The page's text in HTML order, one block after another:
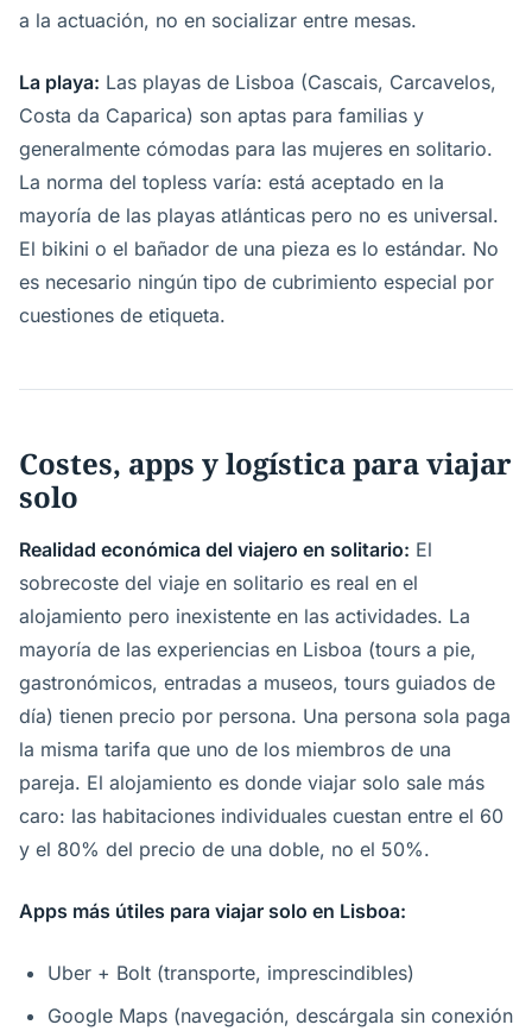
a la actuación, no en socializar entre mesas.
La playa: Las playas de Lisboa (Cascais, Carcavelos,
Costa da Caparica) son aptas para familias y
generalmente cómodas para las mujeres en solitario.
La norma del topless varía: está aceptado en la
mayoría de las playas atlánticas pero no es universal.
El bikini o el bañador de una pieza es lo estándar. No
es necesario ningún tipo de cubrimiento especial por
cuestiones de etiqueta.
Costes, apps y logística para viajar
solo
Realidad económica del viajero en solitario: El
sobrecoste del viaje en solitario es real en el
alojamiento pero inexistente en las actividades. La
mayoría de las experiencias en Lisboa (tours a pie,
gastronómicos, entradas a museos, tours guiados de
día) tienen precio por persona. Una persona sola paga
la misma tarifa que uno de los miembros de una
pareja. El alojamiento es donde viajar solo sale más
caro: las habitaciones individuales cuestan entre el 60
y el 80% del precio de una doble, no el 50%.
Apps más útiles para viajar solo en Lisboa:
Uber + Bolt (transporte, imprescindibles)
Google Maps (navegación, descárgala sin conexión